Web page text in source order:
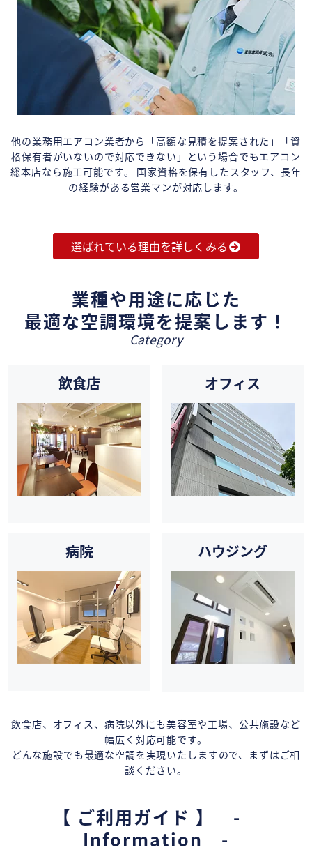
他の業務用エアコン業者から「高額な見積を提案された」「資
格保有者がいないので対応できない」という場合でもエアコン
総本店なら施工可能です。 国家資格を保有したスタッフ、長年
の経験がある営業マンが対応します。
選ばれている理由を詳しくみる
業種や用途に応じた
最適な空調環境を提案します！
Category
飲食店 オフィス
病院 ハウジング
飲食店、オフィス、病院以外にも美容室や工場、公共施設など
幅広く対応可能です。
どんな施設でも最適な空調を実現いたしますので、まずはご相
談ください。
【 ご利用ガイド 】 -
Information -